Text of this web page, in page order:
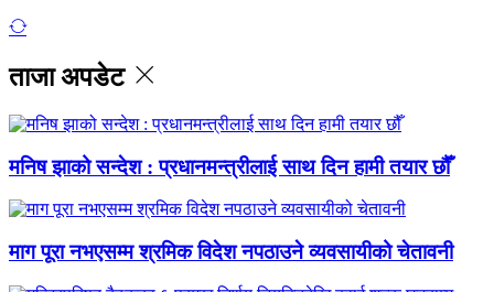
ताजा अपडेट
मनिष झाको सन्देश : प्रधानमन्त्रीलाई साथ दिन हामी तयार छौँ
माग पूरा नभएसम्म श्रमिक विदेश नपठाउने व्यवसायीको चेतावनी